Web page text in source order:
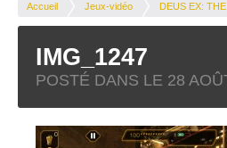
Accueil Jeux-vidéo DEUS EX:
IMG_1247
POSTÉ DANS LE 28